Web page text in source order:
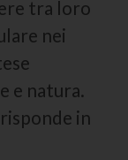
tra loro
nei
e natura.
in